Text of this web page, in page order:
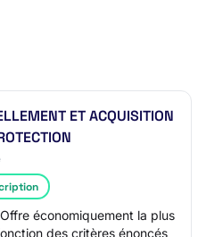
ET ACQUISITION
économiquement la plus
des critères énoncés